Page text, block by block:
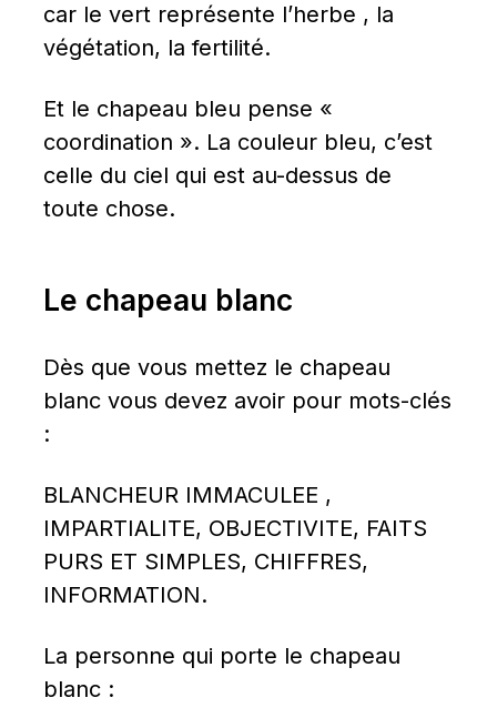
car le vert représente l’herbe , la
végétation, la fertilité.
Et le chapeau bleu pense «
coordination ». La couleur bleu, c’est
celle du ciel qui est au-dessus de
toute chose.
Le chapeau blanc
Dès que vous mettez le chapeau
blanc vous devez avoir pour mots-clés
:
BLANCHEUR IMMACULEE ,
IMPARTIALITE, OBJECTIVITE, FAITS
PURS ET SIMPLES, CHIFFRES,
INFORMATION.
La personne qui porte le chapeau
blanc :